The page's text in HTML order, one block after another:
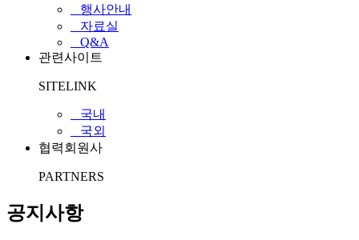
_ 행사안내
_ 자료실
_ Q&A
관련사이트
SITELINK
_ 국내
_ 국외
협력회원사
PARTNERS
공지사항